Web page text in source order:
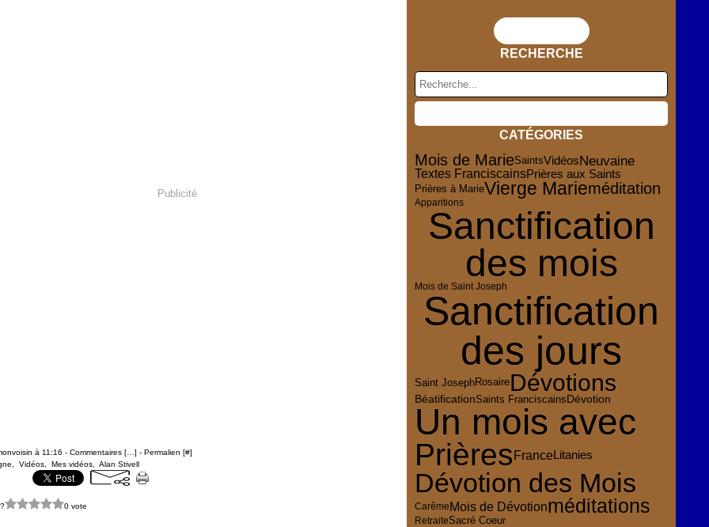
Publicité
à 11:16 - Commentaires [ ] - Permalien [#]
Vidéos Mes vidéos Alan Stivell
0 vote
RECHERCHE
CATÉGORIES
Mois de MarieSaintsVidéosNeuvaine
Textes FranciscainsPrières aux Saints
Prières à MarieVierge Marieméditation
Apparitions
Sanctification
des mois
Mois de Saint Joseph
Sanctification
des jours
Saint JosephRosaireDévotions
BéatificationSaints FranciscainsDévotion
Un mois avec
PrièresFrance Litanies
Dévotion des Mois
CarêmeMois de Dévotionméditations
RetraiteSacré Coeur